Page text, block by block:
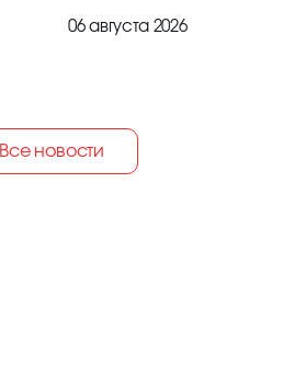
06 августа 2026
Все новости